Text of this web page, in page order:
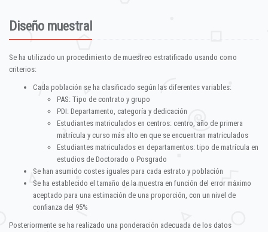
Diseño muestral
Se ha utilizado un procedimiento de muestreo estratificado usando como
criterios:
Cada población se ha clasificado según las diferentes variables:
PAS: Tipo de contrato y grupo
PDI: Departamento, categoría y dedicación
Estudiantes matriculados en centros: centro, año de primera
matrícula y curso más alto en que se encuentran matriculados
Estudiantes matriculados en departamentos: tipo de matrícula en
estudios de Doctorado o Posgrado
Se han asumido costes iguales para cada estrato y población
Se ha establecido el tamaño de la muestra en función del error máximo
aceptado para una estimación de una proporción, con un nivel de
confianza del 95%
Posteriormente se ha realizado una ponderación adecuada de los datos